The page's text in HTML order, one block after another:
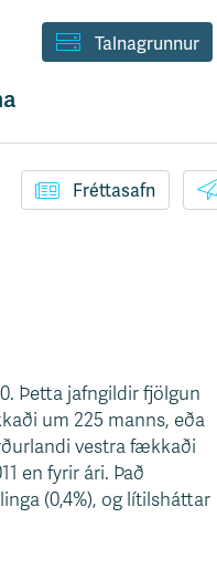
Talnagrunnur
Fréttasafn
Þetta jafngildir fjölgun
um 225 manns, eða
vestra fækkaði
en fyrir ári. Það
(0,4%), og lítilsháttar